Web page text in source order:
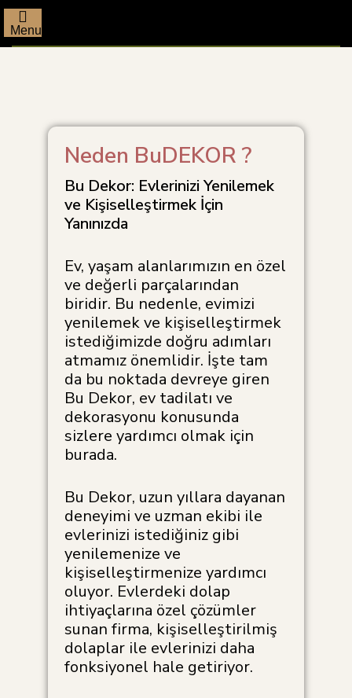
Menu
Neden BuDEKOR ?
Bu Dekor: Evlerinizi Yenilemek
ve Kişiselleştirmek İçin
Yanınızda
Ev, yaşam alanlarımızın en özel
ve değerli parçalarından
biridir. Bu nedenle, evimizi
yenilemek ve kişiselleştirmek
istediğimizde doğru adımları
atmamız önemlidir. İşte tam
da bu noktada devreye giren
Bu Dekor, ev tadilatı ve
dekorasyonu konusunda
sizlere yardımcı olmak için
burada.
Bu Dekor, uzun yıllara dayanan
deneyimi ve uzman ekibi ile
evlerinizi istediğiniz gibi
yenilemenize ve
kişiselleştirmenize yardımcı
oluyor. Evlerdeki dolap
ihtiyaçlarına özel çözümler
sunan firma, kişiselleştirilmiş
dolaplar ile evlerinizi daha
fonksiyonel hale getiriyor.